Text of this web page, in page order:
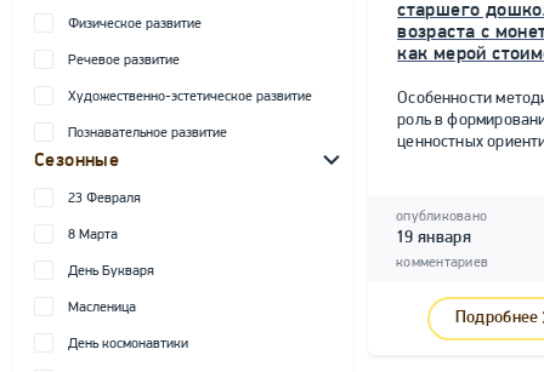
Физическое развитие
Речевое развитие
Художественно-эстетическое развитие
Познавательное развитие
Сезонные
23 Февраля
8 Марта
День Букваря
Масленица
День космонавтики
старшего
возраста с
как мерой
Особенности
роль в
ценностных
опубликовано
19 января
комментариев
Подробнее